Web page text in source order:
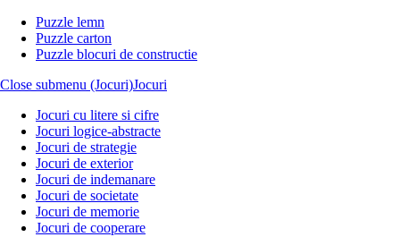
Puzzle lemn
Puzzle carton
Puzzle blocuri de constructie
Close submenu (Jocuri)Jocuri
Jocuri cu litere si cifre
Jocuri logice-abstracte
Jocuri de strategie
Jocuri de exterior
Jocuri de indemanare
Jocuri de societate
Jocuri de memorie
Jocuri de cooperare